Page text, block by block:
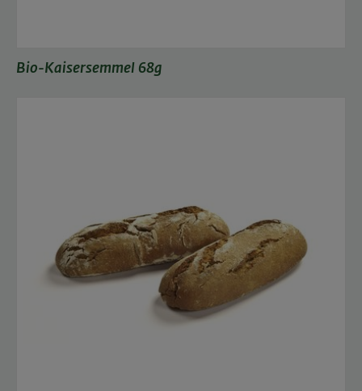
Bio-Kaisersemmel 68g